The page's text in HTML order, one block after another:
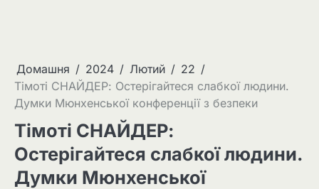
Домашня 2024 Лютий
22
Тімоті СНАЙДЕР: Остерігайтеся слабкої людини.
Думки Мюнхенської конференції з безпеки
Тімоті СНАЙДЕР:
Остерігайтеся слабкої людини.
Думки Мюнхенської